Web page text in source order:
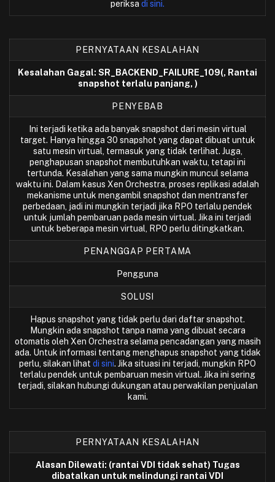
periksa di sini.
PERNYATAAN KESALAHAN
Kesalahan Gagal: SR_BACKEND_FAILURE_109(, Rantai
snapshot terlalu panjang, )
PENYEBAB
Ini terjadi ketika ada banyak snapshot dari mesin virtual
target. Hanya hingga 30 snapshot yang dapat dibuat untuk
satu mesin virtual, termasuk yang tidak terlihat. Juga,
penghapusan snapshot membutuhkan waktu, tetapi ini
tertunda. Kesalahan yang sama mungkin muncul selama
waktu ini. Dalam kasus Xen Orchestra, proses replikasi adalah
mekanisme untuk mengambil snapshot dan mentransfer
perbedaan, jadi ini mungkin terjadi jika RPO terlalu pendek
untuk jumlah pembaruan pada mesin virtual. Jika ini terjadi
untuk beberapa mesin virtual, RPO perlu ditingkatkan.
PENANGGAP PERTAMA
Pengguna
SOLUSI
Hapus snapshot yang tidak perlu dari daftar snapshot.
Mungkin ada snapshot tanpa nama yang dibuat secara
otomatis oleh Xen Orchestra selama pencadangan yang masih
ada. Untuk informasi tentang menghapus snapshot yang tidak
perlu, silakan lihat di sini. Jika situasi ini terjadi, mungkin RPO
terlalu pendek untuk pembaruan mesin virtual. Jika ini sering
terjadi, silakan hubungi dukungan atau perwakilan penjualan
kami.
PERNYATAAN KESALAHAN
Alasan Dilewati: (rantai VDI tidak sehat) Tugas
dibatalkan untuk melindungi rantai VDI